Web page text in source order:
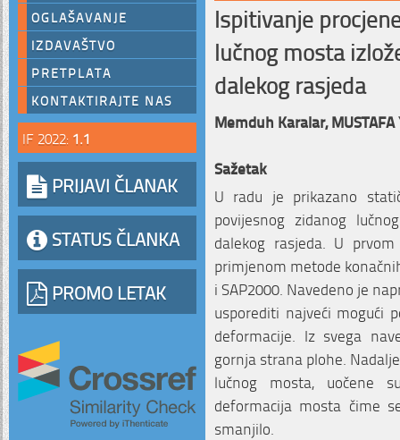
OGLAŠAVANJE
IZDAVAŠTVO
PRETPLATA
KONTAKTIRAJTE NAS
IF 2022: 1.1
PRIJAVI ČLANAK
STATUS ČLANKA
PROMO LETAK
Ispitivanje
lučnog mosta
dalekog rasjeda
Memduh Karalar,
Sažetak
U radu je prikazano
povijesnog zidanog
dalekog rasjeda. U
primjenom metode
i SAP2000. Navedeno je
usporediti najveći mogući
deformacije. Iz svega
gornja strana plohe.
lučnog mosta, uočene
deformacija mosta čime
smanjilo.